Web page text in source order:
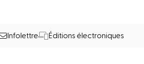
Infolettre Éditions électroniques